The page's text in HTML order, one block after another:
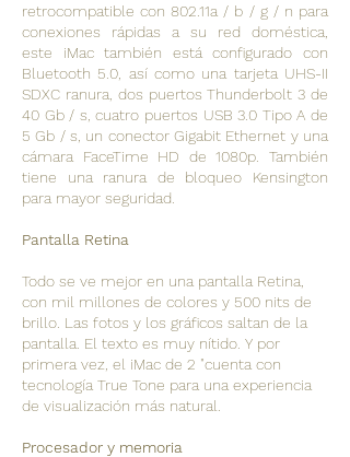
retrocompatible con 802.11a / b / g / n para
conexiones rápidas a su red doméstica,
este iMac también está configurado con
Bluetooth 5.0, así como una tarjeta UHS-II
SDXC ranura, dos puertos Thunderbolt 3 de
40 Gb / s, cuatro puertos USB 3.0 Tipo A de
5 Gb / s, un conector Gigabit Ethernet y una
cámara FaceTime HD de 1080p. También
tiene una ranura de bloqueo Kensington
para mayor seguridad.
Pantalla Retina
Todo se ve mejor en una pantalla Retina,
con mil millones de colores y 500 nits de
brillo. Las fotos y los gráficos saltan de la
pantalla. El texto es muy nítido. Y por
primera vez, el iMac de 2 "cuenta con
tecnología True Tone para una experiencia
de visualización más natural.
Procesador y memoria